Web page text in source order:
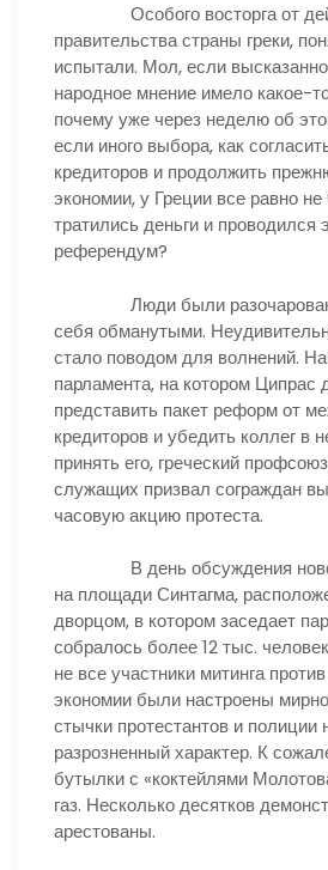
Особого восторга от
правительства страны греки,
испытали. Мол, если
народное мнение имело какое-
почему уже через неделю об
если иного выбора, как
кредиторов и продолжить
экономии, у Греции все равно
тратились деньги и проводился
референдум?
Люди были разочарованы
себя обманутыми.
стало поводом для волнений.
парламента, на котором
представить пакет реформ от
кредиторов и убедить коллег в
принять его, греческий
служащих призвал сограждан
часовую акцию протеста.
В день обсуждения
на площади Синтагма,
дворцом, в котором заседает
собралось более 12 тыс.
не все участники митинга
экономии были настроены
стычки протестантов и полиции
разрозненный характер. К
бутылки с «коктейлями
газ. Несколько десятков
арестованы.